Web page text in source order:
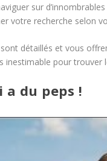
sur
votre recherche selon
détaillés et vous
pour trouver
du peps !